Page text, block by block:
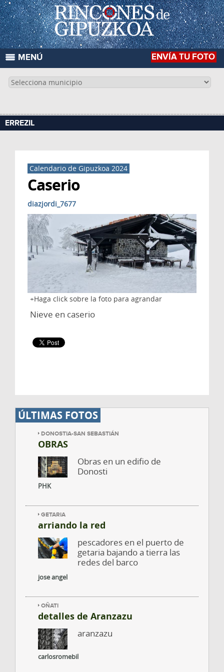
ENVÍA TU FOTO
MENÚ
ERREZIL
Calendario de Gipuzkoa 2024
Caserio
Haga click sobre la foto para agrandar
diazjordi_7677
Nieve en caserio
ÚLTIMAS FOTOS
DONOSTIA-SAN SEBASTIÁN
OBRAS
Obras en un edifio de
Donosti
PHK
GETARIA
arriando la red
pescadores en el puerto de
getaria bajando a tierra las
redes del barco
jose angel
OÑATI
detalles de Aranzazu
aranzazu
carlosromebil